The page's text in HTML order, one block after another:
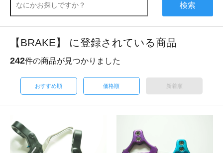
検索
【BRAKE】 に登録されている商品
242件の商品が見つかりました
おすすめ順 価格順 新着順